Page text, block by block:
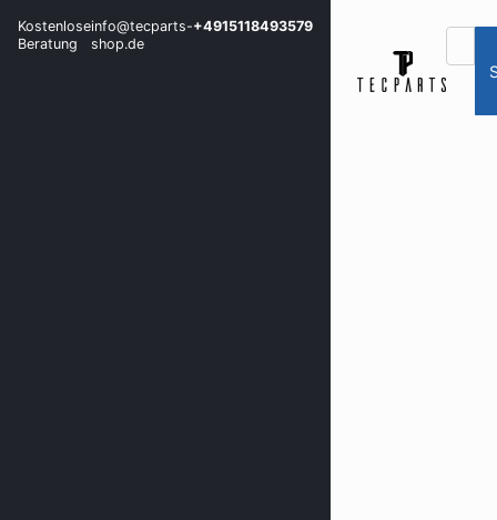
Kostenlose
Beratung
info@tecparts-
shop.de
+4915118493579